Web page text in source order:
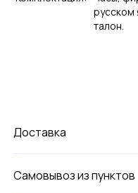
русском
талон.
Доставка
Самовывоз из пунктов